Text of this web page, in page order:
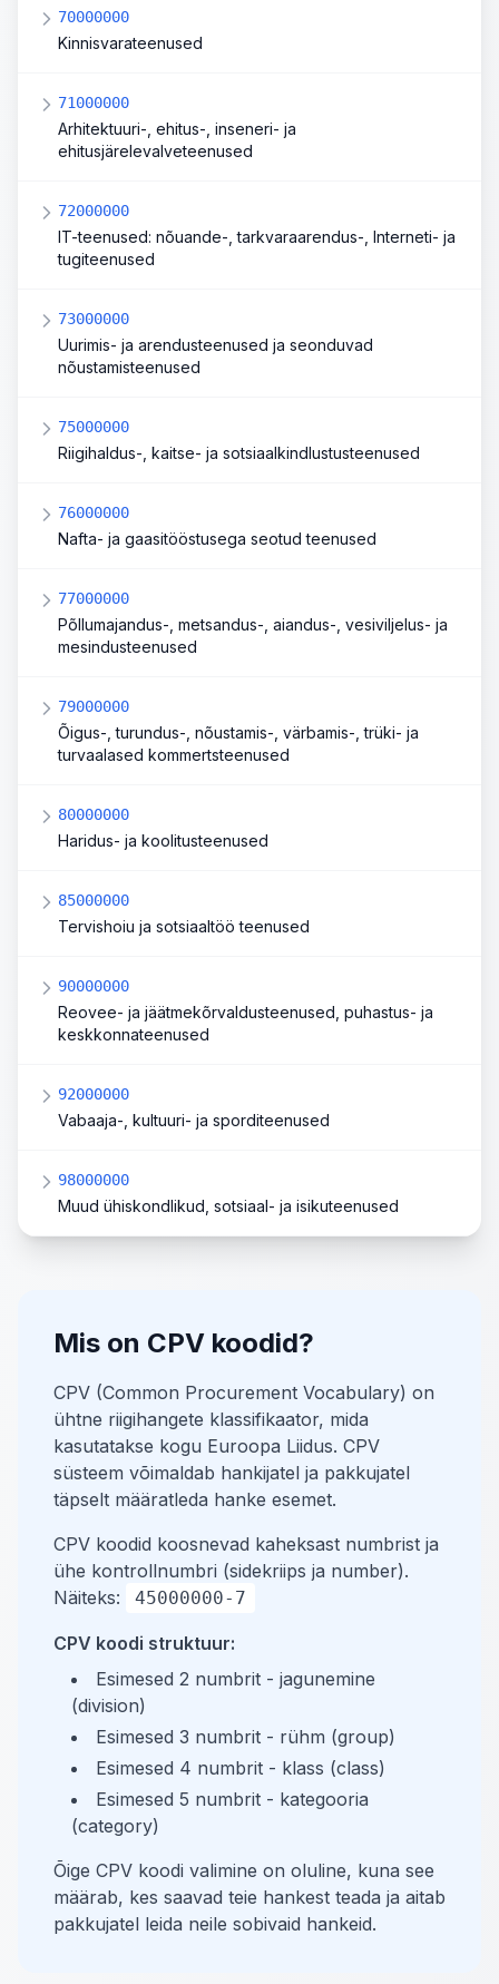
70000000
Kinnisvarateenused
71000000
Arhitektuuri-, ehitus-, inseneri- ja
ehitusjärelevalveteenused
72000000
IT-teenused: nõuande-, tarkvaraarendus-, Interneti- ja
tugiteenused
73000000
Uurimis- ja arendusteenused ja seonduvad
nõustamisteenused
75000000
Riigihaldus-, kaitse- ja sotsiaalkindlustusteenused
76000000
Nafta- ja gaasitööstusega seotud teenused
77000000
Põllumajandus-, metsandus-, aiandus-, vesiviljelus- ja
mesindusteenused
79000000
Õigus-, turundus-, nõustamis-, värbamis-, trüki- ja
turvaalased kommertsteenused
80000000
Haridus- ja koolitusteenused
85000000
Tervishoiu ja sotsiaaltöö teenused
90000000
Reovee- ja jäätmekõrvaldusteenused, puhastus- ja
keskkonnateenused
92000000
Vabaaja-, kultuuri- ja sporditeenused
98000000
Muud ühiskondlikud, sotsiaal- ja isikuteenused
Mis on CPV koodid?
CPV (Common Procurement Vocabulary) on
ühtne riigihangete klassifikaator, mida
kasutatakse kogu Euroopa Liidus. CPV
süsteem võimaldab hankijatel ja pakkujatel
täpselt määratleda hanke esemet.
CPV koodid koosnevad kaheksast numbrist ja
ühe kontrollnumbri (sidekriips ja number).
Näiteks:
45000000-7
CPV koodi struktuur:
Esimesed 2 numbrit - jagunemine
(division)
Esimesed 3 numbrit - rühm (group)
Esimesed 4 numbrit - klass (class)
Esimesed 5 numbrit - kategooria
(category)
Õige CPV koodi valimine on oluline, kuna see
määrab, kes saavad teie hankest teada ja aitab
pakkujatel leida neile sobivaid hankeid.